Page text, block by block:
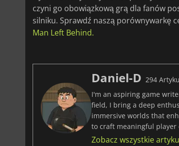
czyni go obowiązkową grą dla fanów
silniku. Sprawdź naszą porównywarkę
Man Left Behind.
Daniel-D 294
I'm an aspiring game
field, I bring a deep
immersive worlds that
to craft meaningful player
Zobacz wszystkie